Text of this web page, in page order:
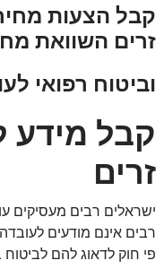
קבל הצעות
זרים השוואת
וביטוח רפואי
קבל מידע
זרים
ישראלים רבים מעסיקים
רבים אינם מודעים
פי חוק לדאוג להם לביטוח